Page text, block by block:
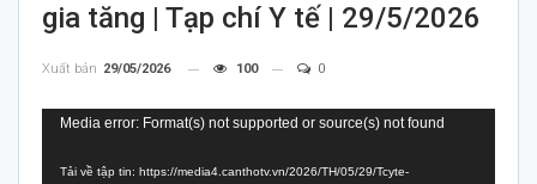
gia tăng | Tạp chí Y tế | 29/5/2026
Xuất bản 29/05/2026 100 0
Trình
Video
Media error: Format(s) not supported or source(s) not found
Tải về tập tin: https://media4.canthotv.vn/2026/TH/05/29/Tcyte-